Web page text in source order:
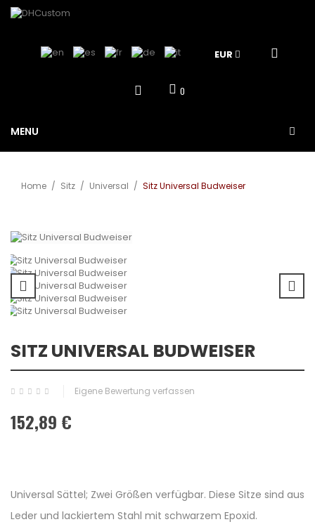
EUR
0
MENU
Home / Sitz / Universal / Sitz Universal Budweiser
SITZ UNIVERSAL BUDWEISER
Eigene Bewertung verfassen
152,89 €
Universal Sättel; Zwei Größen verfügbar. Diese Sitze sind aus
Leder und lackiertem Stahl mit schwarzem Epoxid.